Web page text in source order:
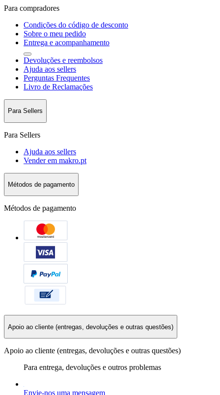
Para compradores
Condições do código de desconto
Sobre o meu pedido
Entrega e acompanhamento
Devoluções e reembolsos
Ajuda aos sellers
Perguntas Frequentes
Livro de Reclamações
Para Sellers
Para Sellers
Ajuda aos sellers
Vender em makro.pt
Métodos de pagamento
Métodos de pagamento
Apoio ao cliente (entregas, devoluções e outras questões)
Apoio ao cliente (entregas, devoluções e outras questões)
Para entrega, devoluções e outros problemas
Envie-nos uma mensagem